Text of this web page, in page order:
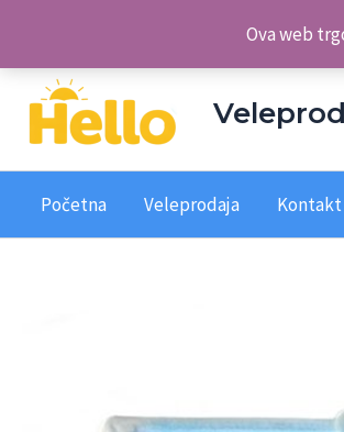
Ova web
content
Početna Veleprodaja Kontakt